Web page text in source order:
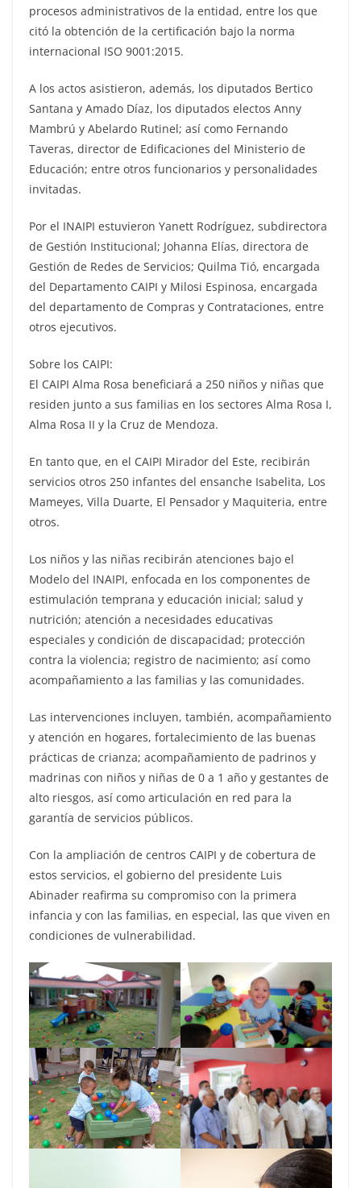
procesos administrativos de la entidad, entre los que
citó la obtención de la certificación bajo la norma
internacional ISO 9001:2015.
A los actos asistieron, además, los diputados Bertico
Santana y Amado Díaz, los diputados electos Anny
Mambrú y Abelardo Rutinel; así como Fernando
Taveras, director de Edificaciones del Ministerio de
Educación; entre otros funcionarios y personalidades
invitadas.
Por el INAIPI estuvieron Yanett Rodríguez, subdirectora
de Gestión Institucional; Johanna Elías, directora de
Gestión de Redes de Servicios; Quilma Tió, encargada
del Departamento CAIPI y Milosi Espinosa, encargada
del departamento de Compras y Contrataciones, entre
otros ejecutivos.
Sobre los CAIPI:
El CAIPI Alma Rosa beneficiará a 250 niños y niñas que
residen junto a sus familias en los sectores Alma Rosa I,
Alma Rosa II y la Cruz de Mendoza.
En tanto que, en el CAIPI Mirador del Este, recibirán
servicios otros 250 infantes del ensanche Isabelita, Los
Mameyes, Villa Duarte, El Pensador y Maquiteria, entre
otros.
Los niños y las niñas recibirán atenciones bajo el
Modelo del INAIPI, enfocada en los componentes de
estimulación temprana y educación inicial; salud y
nutrición; atención a necesidades educativas
especiales y condición de discapacidad; protección
contra la violencia; registro de nacimiento; así como
acompañamiento a las familias y las comunidades.
Las intervenciones incluyen, también, acompañamiento
y atención en hogares, fortalecimiento de las buenas
prácticas de crianza; acompañamiento de padrinos y
madrinas con niños y niñas de 0 a 1 año y gestantes de
alto riesgos, así como articulación en red para la
garantía de servicios públicos.
Con la ampliación de centros CAIPI y de cobertura de
estos servicios, el gobierno del presidente Luis
Abinader reafirma su compromiso con la primera
infancia y con las familias, en especial, las que viven en
condiciones de vulnerabilidad.